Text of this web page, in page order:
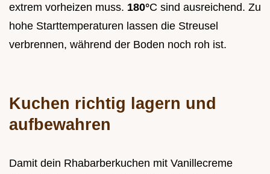
extrem vorheizen muss. 180°C sind ausreichend. Zu
hohe Starttemperaturen lassen die Streusel
verbrennen, während der Boden noch roh ist.
Kuchen richtig lagern und
aufbewahren
Damit dein Rhabarberkuchen mit Vanillecreme